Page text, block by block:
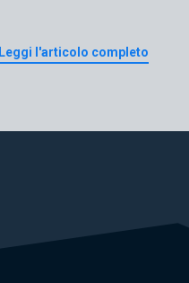
Leggi l'articolo completo